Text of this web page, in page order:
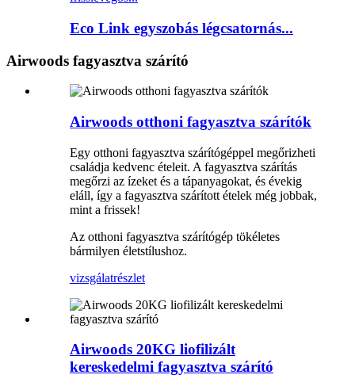
Eco Link egyszobás légcsatornás...
Airwoods fagyasztva szárító
Airwoods otthoni fagyasztva szárítók
Egy otthoni fagyasztva szárítógéppel megőrizheti
családja kedvenc ételeit. A fagyasztva szárítás
megőrzi az ízeket és a tápanyagokat, és évekig
eláll, így a fagyasztva szárított ételek még jobbak,
mint a frissek!
Az otthoni fagyasztva szárítógép tökéletes
bármilyen életstílushoz.
vizsgálatrészlet
Airwoods 20KG liofilizált
kereskedelmi fagyasztva szárító